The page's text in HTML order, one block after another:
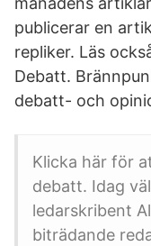
publicerar en
repliker. Läs
Debatt.
debatt- och
Klicka här för
debatt. Idag
ledarskribent
biträdande